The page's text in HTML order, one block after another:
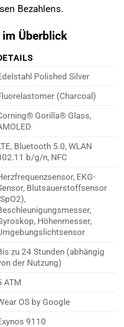
Bezahlens.
Überblick
Polished Silver
(Charcoal)
Gorilla® Glass,
Bluetooth 5.0, WLAN
b/g/n, NFC
EKG-
Blutsauerstoffsensor
Höhenmesser,
zu 24 Stunden (abhängig
der Nutzung)
ATM
OS by Google
9110